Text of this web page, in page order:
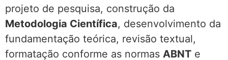
projeto de pesquisa, construção da
Metodologia Científica, desenvolvimento da
fundamentação teórica, revisão textual,
formatação conforme as normas ABNT e